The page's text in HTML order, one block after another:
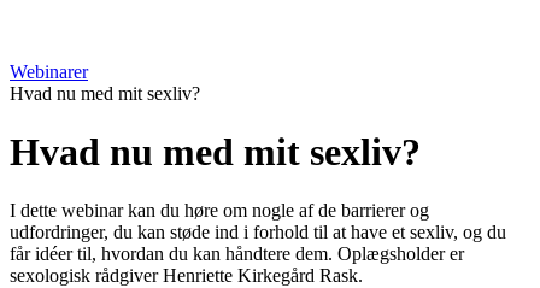
Webinarer
Hvad nu med mit sexliv?
Hvad nu med mit sexliv?
I dette webinar kan du høre om nogle af de barrierer og
udfordringer, du kan støde ind i forhold til at have et sexliv, og du
får idéer til, hvordan du kan håndtere dem. Oplægsholder er
sexologisk rådgiver Henriette Kirkegård Rask.